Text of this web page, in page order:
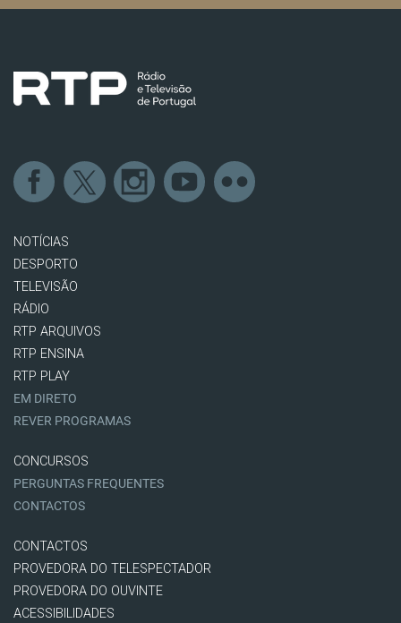
NOTÍCIAS
DESPORTO
TELEVISÃO
RÁDIO
RTP ARQUIVOS
RTP ENSINA
RTP PLAY
EM DIRETO
REVER PROGRAMAS
CONCURSOS
PERGUNTAS FREQUENTES
CONTACTOS
CONTACTOS
PROVEDORA DO TELESPECTADOR
PROVEDORA DO OUVINTE
ACESSIBILIDADES